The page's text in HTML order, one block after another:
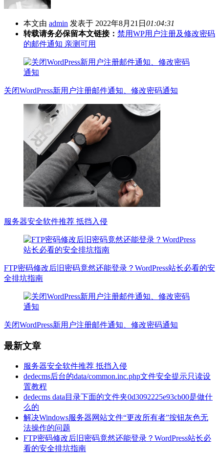
本文由 admin 发表于 2022年8月21日 01:04:31
转载请务必保留本文链接： 禁用WP用户注册及修改密码
的邮件通知 亲测可用
关闭WordPress新用户注册邮件通知、修改密码通知
服务器安全软件推荐 抵挡入侵
FTP密码修改后旧密码竟然还能登录？WordPress站长必看的安
全排坑指南
关闭WordPress新用户注册邮件通知、修改密码通知
最新文章
服务器安全软件推荐 抵挡入侵
dedecms后台的data/common.inc.php文件安全提示只读设
置教程
dedecms data目录下面的文件夹0d3092225e93cb00是做什
么的
解决Windows服务器网站文件“更改所有者”按钮灰色无
法操作的问题
FTP密码修改后旧密码竟然还能登录？WordPress站长必
看的安全排坑指南